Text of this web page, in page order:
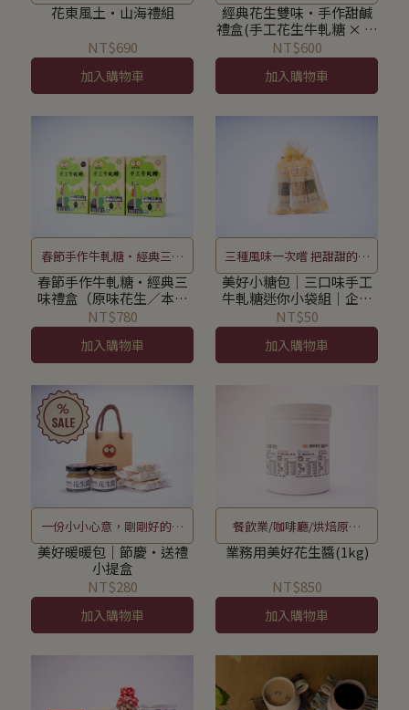
花東風土・山海禮組
NT$690
加入購物車
盒(手工牛軋糖 × 鹹酥花生
輕巧盒)
經典花生雙味・手作甜鹹
禮盒(手工花生牛軋糖 × 鹹
酥花生九號輕巧盒)
NT$600
加入購物車
春節手作牛軋糖・經典三味
禮盒（原味花生／本土黑芝
麻／棗泥核桃糕）
春節手作牛軋糖・經典三
味禮盒（原味花生／本土
黑芝麻／棗泥核桃糕）
NT$780
加入購物車
三種風味一次嚐 把甜甜的都
送給你
美好小糖包｜三口味手工
牛軋糖迷你小袋組│企業
公關‧活動採購‧婚禮小
物
NT$50
加入購物車
一份小小心意，剛剛好的溫
暖
美好暖暖包｜節慶・送禮
小提盒
NT$280
加入購物車
餐飲業/咖啡廳/烘焙原料
1kg更划算
業務用美好花生醬(1kg)
NT$850
加入購物車